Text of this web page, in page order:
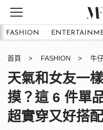
FASHION
首頁 FASHION 牛
天氣和女友一
摸？這 6 件單
超實穿又好搭配